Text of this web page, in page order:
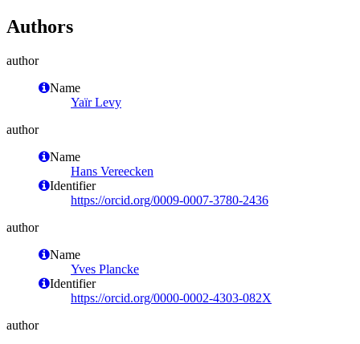
Authors
author
Name
Yaïr Levy
author
Name
Hans Vereecken
Identifier
https://orcid.org/0009-0007-3780-2436
author
Name
Yves Plancke
Identifier
https://orcid.org/0000-0002-4303-082X
author